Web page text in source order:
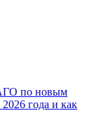
по новым
года и как